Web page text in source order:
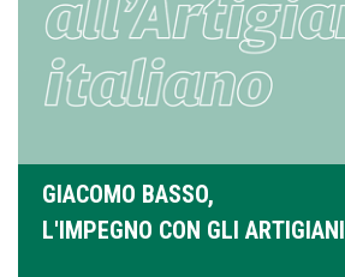
GIACOMO BASSO,
L'IMPEGNO CON GLI ARTIGIANI